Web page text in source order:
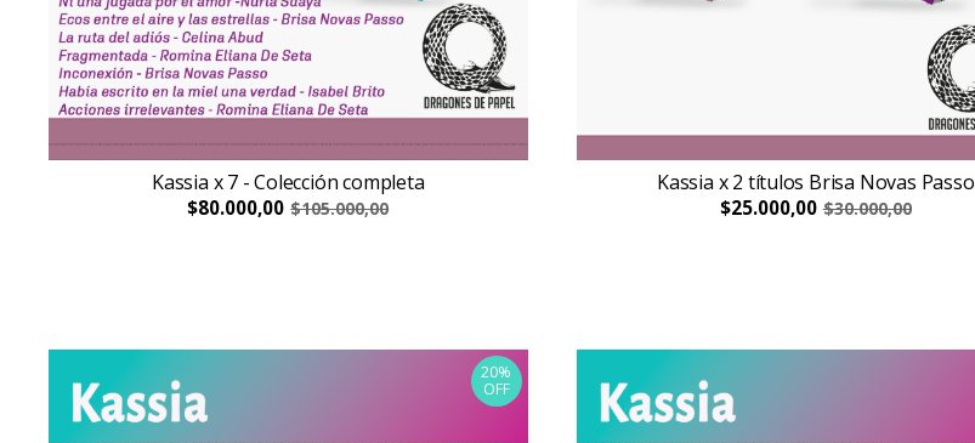
Kassia x 7 - Colección completa
$80.000,00 $105.000,00
Kassia x 2 títulos Brisa Novas Passo
$25.000,00 $30.000,00
20%
OFF